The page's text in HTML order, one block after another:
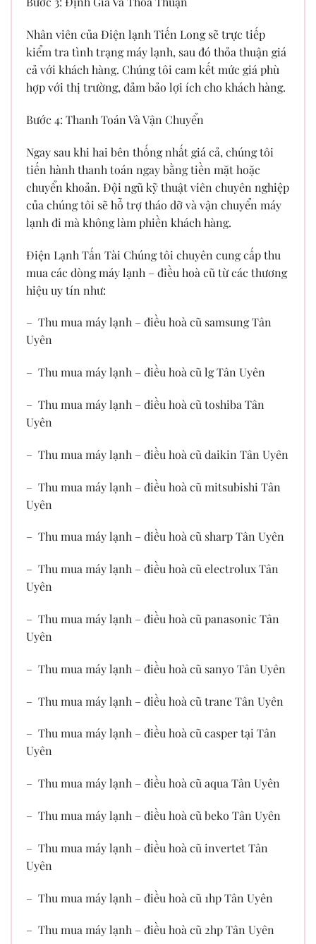
Nhân viên của Điện lạnh Tiến Long sẽ trực tiếp
kiểm tra tình trạng máy lạnh, sau đó thỏa thuận giá
cả với khách hàng. Chúng tôi cam kết mức giá phù
hợp với thị trường, đảm bảo lợi ích cho khách hàng.
Bước 4: Thanh Toán Và Vận Chuyển
Ngay sau khi hai bên thống nhất giá cả, chúng tôi
tiến hành thanh toán ngay bằng tiền mặt hoặc
chuyển khoản. Đội ngũ kỹ thuật viên chuyên nghiệp
của chúng tôi sẽ hỗ trợ tháo dỡ và vận chuyển máy
lạnh đi mà không làm phiền khách hàng.
Điện Lạnh Tấn Tài Chúng tôi chuyên cung cấp thu
mua các dòng máy lạnh – điều hoà cũ từ các thương
hiệu uy tín như:
– Thu mua máy lạnh – điều hoà cũ samsung Tân
Uyên
– Thu mua máy lạnh – điều hoà cũ lg Tân Uyên
– Thu mua máy lạnh – điều hoà cũ toshiba Tân
Uyên
– Thu mua máy lạnh – điều hoà cũ daikin Tân Uyên
– Thu mua máy lạnh – điều hoà cũ mitsubishi Tân
Uyên
– Thu mua máy lạnh – điều hoà cũ sharp Tân Uyên
– Thu mua máy lạnh – điều hoà cũ electrolux Tân
Uyên
– Thu mua máy lạnh – điều hoà cũ panasonic Tân
Uyên
– Thu mua máy lạnh – điều hoà cũ sanyo Tân Uyên
– Thu mua máy lạnh – điều hoà cũ trane Tân Uyên
– Thu mua máy lạnh – điều hoà cũ casper tại Tân
Uyên
– Thu mua máy lạnh – điều hoà cũ aqua Tân Uyên
– Thu mua máy lạnh – điều hoà cũ beko Tân Uyên
– Thu mua máy lạnh – điều hoà cũ invertet Tân
Uyên
– Thu mua máy lạnh – điều hoà cũ 1hp Tân Uyên
– Thu mua máy lạnh – điều hoà cũ 2hp Tân Uyên